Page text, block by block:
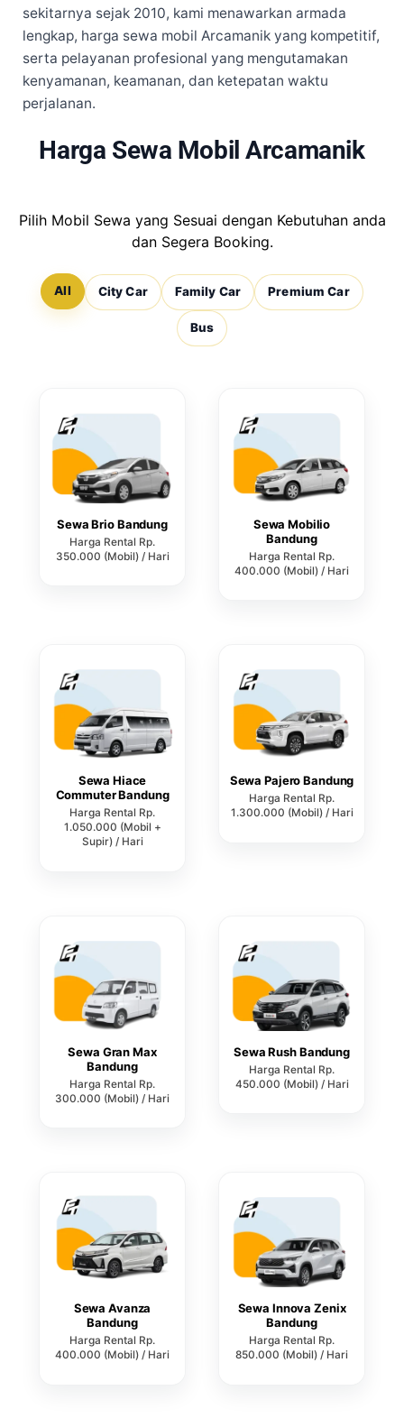
sekitarnya sejak 2010, kami menawarkan armada
lengkap, harga sewa mobil Arcamanik yang kompetitif,
serta pelayanan profesional yang mengutamakan
kenyamanan, keamanan, dan ketepatan waktu
perjalanan.
Harga Sewa Mobil Arcamanik
Pilih Mobil Sewa yang Sesuai dengan Kebutuhan anda
dan Segera Booking.
All City Car Family Car Premium Car
Bus
Sewa Brio Bandung
Harga Rental Rp.
350.000 (Mobil) / Hari
Sewa Mobilio
Bandung
Harga Rental Rp.
400.000 (Mobil) / Hari
Sewa Hiace
Commuter Bandung
Harga Rental Rp.
1.050.000 (Mobil +
Supir) / Hari
Sewa Pajero Bandung
Harga Rental Rp.
1.300.000 (Mobil) / Hari
Sewa Gran Max
Bandung
Harga Rental Rp.
300.000 (Mobil) / Hari
Sewa Rush Bandung
Harga Rental Rp.
450.000 (Mobil) / Hari
Sewa Avanza
Bandung
Harga Rental Rp.
400.000 (Mobil) / Hari
Sewa Innova Zenix
Bandung
Harga Rental Rp.
850.000 (Mobil) / Hari